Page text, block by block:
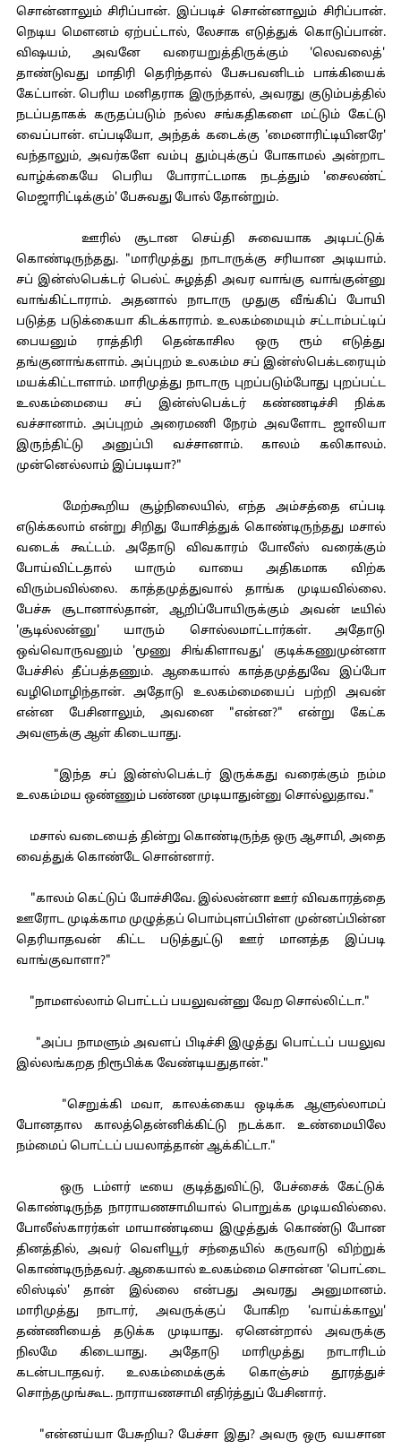
சொன்னாலும் சிரிப்பான். இப்படிச் சொன்னாலும் சிரிப்பான்.
நெடிய மௌனம் ஏற்பட்டால், லேசாக எடுத்துக் கொடுப்பான்.
விஷயம், அவனே வரையறுத்திருக்கும் 'லெவலைத்'
தாண்டுவது மாதிரி தெரிந்தால் பேசுபவனிடம் பாக்கியைக்
கேட்பான். பெரிய மனிதராக இருந்தால், அவரது குடும்பத்தில்
நடப்பதாகக் கருதப்படும் நல்ல சங்கதிகளை மட்டும் கேட்டு
வைப்பான். எப்படியோ, அந்தக் கடைக்கு 'மைனாரிட்டியினரே'
வந்தாலும், அவர்களே வம்பு தும்புக்குப் போகாமல் அன்றாட
வாழ்க்கையே பெரிய போராட்டமாக நடத்தும் 'சைலண்ட்
மெஜாரிட்டிக்கும்' பேசுவது போல் தோன்றும்.
ஊரில் சூடான செய்தி சுவையாக அடிபட்டுக்
கொண்டிருந்தது. "மாரிமுத்து நாடாருக்கு சரியான அடியாம்.
சப் இன்ஸ்பெக்டர் பெல்ட் சுழத்தி அவர வாங்கு வாங்குன்னு
வாங்கிட்டாராம். அதனால் நாடாரு முதுகு வீங்கிப் போயி
படுத்த படுக்கையா கிடக்காராம். உலகம்மையும் சட்டாம்பட்டிப்
பையனும் ராத்திரி தென்காசில ஒரு ரூம் எடுத்து
தங்குனாங்களாம். அப்புறம் உலகம்ம சப் இன்ஸ்பெக்டரையும்
மயக்கிட்டாளாம். மாரிமுத்து நாடாரு புறப்படும்போது புறப்பட்ட
உலகம்மையை சப் இன்ஸ்பெக்டர் கண்ணடிச்சி நிக்க
வச்சானாம். அப்புறம் அரைமணி நேரம் அவளோட ஜாலியா
இருந்திட்டு அனுப்பி வச்சானாம். காலம் கலிகாலம்.
முன்னெல்லாம் இப்படியா?"
மேற்கூறிய சூழ்நிலையில், எந்த அம்சத்தை எப்படி
எடுக்கலாம் என்று சிறிது யோசித்துக் கொண்டிருந்தது மசால்
வடைக் கூட்டம். அதோடு விவகாரம் போலீஸ் வரைக்கும்
போய்விட்டதால் யாரும் வாயை அதிகமாக விற்க
விரும்பவில்லை. காத்தமுத்துவால் தாங்க முடியவில்லை.
பேச்சு சூடானால்தான், ஆறிப்போயிருக்கும் அவன் டீயில்
'சூடில்லன்னு' யாரும் சொல்லமாட்டார்கள். அதோடு
ஒவ்வொருவனும் 'மூணு சிங்கிளாவது' குடிக்கணுமுன்னா
பேச்சில் தீப்பத்தணும். ஆகையால் காத்தமுத்துவே இப்போ
வழிமொழிந்தான். அதோடு உலகம்மையைப் பற்றி அவன்
என்ன பேசினாலும், அவனை "என்ன?" என்று கேட்க
அவளுக்கு ஆள் கிடையாது.
"இந்த சப் இன்ஸ்பெக்டர் இருக்கது வரைக்கும் நம்ம
உலகம்மய ஒண்ணும் பண்ண முடியாதுன்னு சொல்லுதாவ."
மசால் வடையைத் தின்று கொண்டிருந்த ஒரு ஆசாமி, அதை
வைத்துக் கொண்டே சொன்னார்.
"காலம் கெட்டுப் போச்சிவே. இல்லன்னா ஊர் விவகாரத்தை
ஊரோட முடிக்காம முழுத்தப் பொம்புளப்பிள்ள முன்னப்பின்ன
தெரியாதவன் கிட்ட படுத்துட்டு ஊர் மானத்த இப்படி
வாங்குவாளா?"
"நாமளல்லாம் பொட்டப் பயலுவன்னு வேற சொல்லிட்டா."
"அப்ப நாமளும் அவளப் பிடிச்சி இழுத்து பொட்டப் பயலுவ
இல்லங்கறத நிரூபிக்க வேண்டியதுதான்."
"செறுக்கி மவா, காலக்கைய ஒடிக்க ஆளுல்லாமப்
போனதால காலத்தென்னிக்கிட்டு நடக்கா. உண்மையிலே
நம்மைப் பொட்டப் பயலாத்தான் ஆக்கிட்டா."
ஒரு டம்ளர் டீயை குடித்துவிட்டு, பேச்சைக் கேட்டுக்
கொண்டிருந்த நாராயணசாமியால் பொறுக்க முடியவில்லை.
போலீஸ்காரர்கள் மாயாண்டியை இழுத்துக் கொண்டு போன
தினத்தில், அவர் வெளியூர் சந்தையில் கருவாடு விற்றுக்
கொண்டிருந்தவர். ஆகையால் உலகம்மை சொன்ன 'பொட்டை
லிஸ்டில்' தான் இல்லை என்பது அவரது அனுமானம்.
மாரிமுத்து நாடார், அவருக்குப் போகிற 'வாய்க்காலு'
தண்ணியைத் தடுக்க முடியாது. ஏனென்றால் அவருக்கு
நிலமே கிடையாது. அதோடு மாரிமுத்து நாடாரிடம்
கடன்படாதவர். உலகம்மைக்குக் கொஞ்சம் தூரத்துச்
சொந்தமுங்கூட. நாராயணசாமி எதிர்த்துப் பேசினார்.
"என்னய்யா பேசுறிய? பேச்சா இது? அவரு ஒரு வயசான